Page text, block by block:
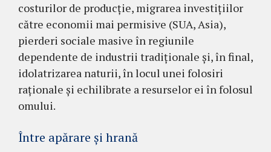
costurilor de producție, migrarea investițiilor
către economii mai permisive (SUA, Asia),
pierderi sociale masive în regiunile
dependente de industrii tradiționale și, în final,
idolatrizarea naturii, în locul unei folosiri
raționale și echilibrate a resurselor ei în folosul
omului.
Între apărare și hrană